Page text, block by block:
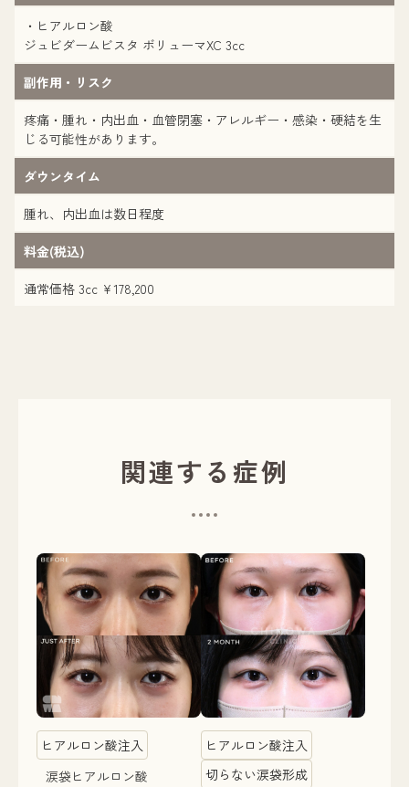
・ヒアルロン酸
ジュビダームビスタ ボリューマXC 3cc
副作用・リスク
疼痛・腫れ・内出血・血管閉塞・アレルギー・感染・硬結を生
じる可能性があります。
ダウンタイム
腫れ、内出血は数日程度
料金(税込)
通常価格 3cc ¥178,200
関連する症例
ヒアルロン酸注入
涙袋ヒアルロン酸
ヒアルロン酸注入
切らない涙袋形成